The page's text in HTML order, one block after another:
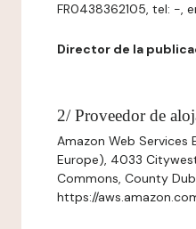
FR0438362105, tel: -,
Director de la
2/ Proveedor de
Amazon Web Services
Europe), 4033
Commons, County
https://